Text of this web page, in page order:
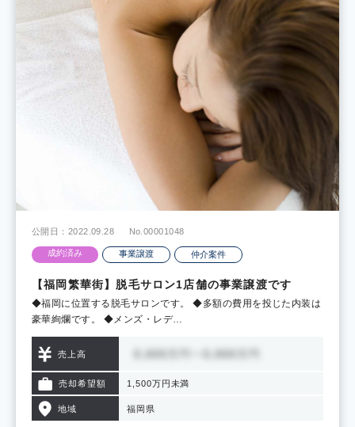
公開日：2022.09.28 No.00001048
成約済み 事業譲渡 仲介案件
【福岡繁華街】脱毛サロン1店舗の事業譲渡です
◆福岡に位置する脱毛サロンです。 ◆多額の費用を投じた内装は
豪華絢爛です。 ◆メンズ・レデ…
売上高
売却希望額 1,500万円未満
地域 福岡県